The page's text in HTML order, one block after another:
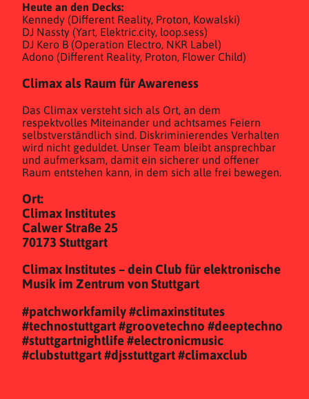
Heute an den Decks:
Kennedy (Different Reality, Proton, Kowalski)
DJ Nassty (Yart, Elektric.city, loop.sess)
DJ Kero B (Operation Electro, NKR Label)
Adono (Different Reality, Proton, Flower Child)
Climax als Raum für Awareness
Das Climax versteht sich als Ort, an dem
respektvolles Miteinander und achtsames Feiern
selbstverständlich sind. Diskriminierendes Verhalten
wird nicht geduldet. Unser Team bleibt ansprechbar
und aufmerksam, damit ein sicherer und offener
Raum entstehen kann, in dem sich alle frei bewegen.
Ort:
Climax Institutes
Calwer Straße 25
70173 Stuttgart
Climax Institutes – dein Club für elektronische
Musik im Zentrum von Stuttgart
#patchworkfamily #climaxinstitutes
#technostuttgart #groovetechno #deeptechno
#stuttgartnightlife #electronicmusic
#clubstuttgart #djsstuttgart #climaxclub